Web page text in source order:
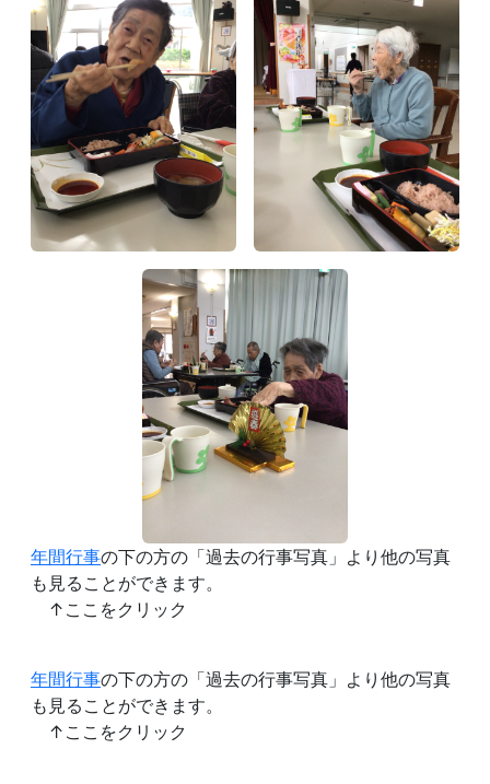
年間行事の下の方の「過去の行事写真」より他の写真
も見ることができます。
↑ここをクリック
年間行事の下の方の「過去の行事写真」より他の写真
も見ることができます。
↑ここをクリック